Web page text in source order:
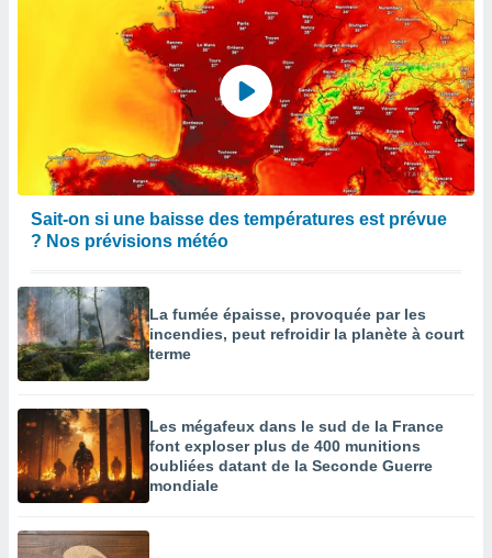
Sait-on si une baisse des températures est prévue
? Nos prévisions météo
La fumée épaisse, provoquée par les
incendies, peut refroidir la planète à court
terme
Les mégafeux dans le sud de la France
font exploser plus de 400 munitions
oubliées datant de la Seconde Guerre
mondiale